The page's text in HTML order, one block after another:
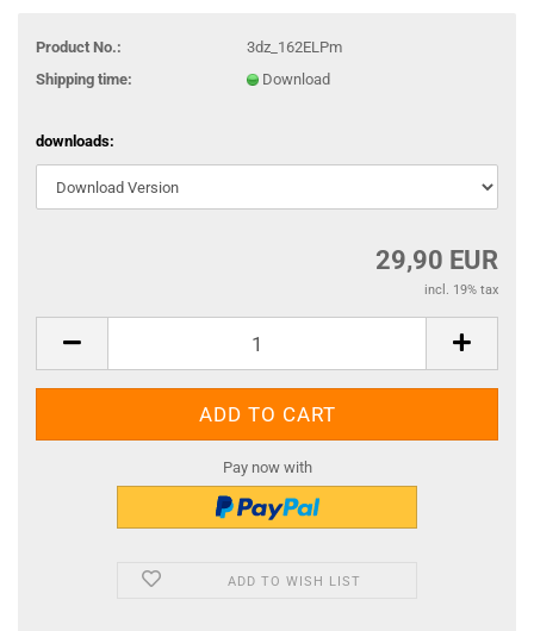
Product No.:
3dz_162ELPm
Shipping time:
Download
downloads:
29,90 EUR
incl. 19% tax
Pay now with
ADD TO WISH LIST